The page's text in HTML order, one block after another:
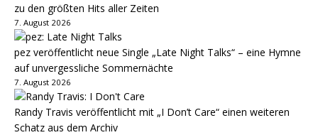
zu den größten Hits aller Zeiten
7. August 2026
pez veröffentlicht neue Single „Late Night Talks“ – eine Hymne
auf unvergessliche Sommernächte
7. August 2026
Randy Travis veröffentlicht mit „I Don’t Care“ einen weiteren
Schatz aus dem Archiv